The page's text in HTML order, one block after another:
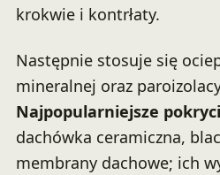
krokwie i kontrłaty.
Następnie stosuje się
mineralnej oraz
Najpopularniejsze
dachówka ceramiczna,
membrany dachowe; ich